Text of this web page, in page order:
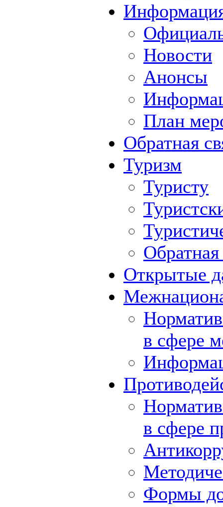
Новости
Анонсы
План
Обратная
Туризм
Туристу
Обратная
Открытые
в сфере
в сфере
Формы